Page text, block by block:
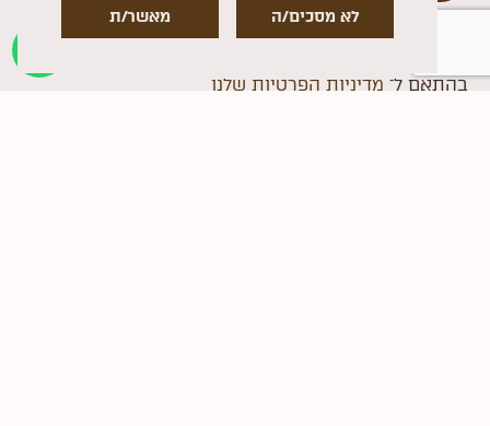
לא מסכים/ה מאשר/ת
בהתאם ל־ מדיניות הפרטיות שלנו